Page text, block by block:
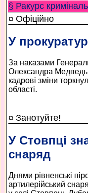
§ Ракурс
¤ Офіційно
У
За наказами
Олександра
кадрові зміни
області.
¤ Занотуйте!
У Стовпці
снаряд
Днями рівненські
артилерійський